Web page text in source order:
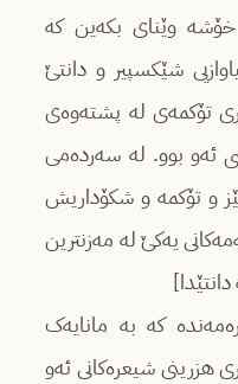
خۆشە وێنای بکەین کە
شێکسپیر و دانتێ
تۆکمەی لە پشتەوەی
ئەو بوو. لە سەردەمی
و تۆکمە و شکۆداریش
یەکێ لە مەزنترین
کە بە مانایەک
هزرینی شیعرەکانی ئەو